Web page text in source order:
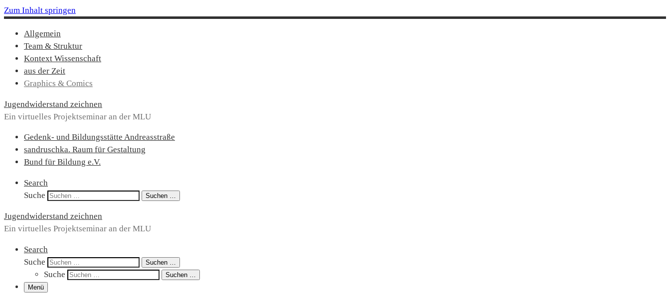
Zum Inhalt springen
Allgemein
Team & Struktur
Kontext Wissenschaft
aus der Zeit
Graphics & Comics
Jugendwiderstand zeichnen
Ein virtuelles Projektseminar an der MLU
Gedenk- und Bildungsstätte Andreasstraße
sandruschka. Raum für Gestaltung
Bund für Bildung e.V.
Search
Suche
Suchen …
Jugendwiderstand zeichnen
Ein virtuelles Projektseminar an der MLU
Search
Suche
Suchen …
Suche
Suchen …
Menü